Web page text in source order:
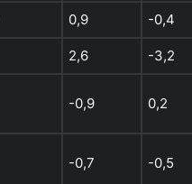
0,9 -0,4
2,6 -3,2
-0,9 0,2
-0,7 -0,5